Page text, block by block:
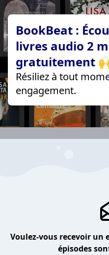
BookBeat :
livres audio 2
gratuitement
Résiliez à tout
engagement.
Voulez-vous recevoir un
épisodes